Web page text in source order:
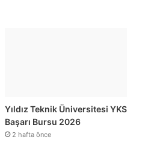
Yıldız Teknik Üniversitesi YKS
Başarı Bursu 2026
2 hafta önce